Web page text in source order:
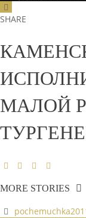
SHARE
МАЛОЙ
MORE STORIES